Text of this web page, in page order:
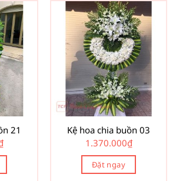
21
Kệ hoa chia buồn 03
1.370.000₫
Đặt ngay